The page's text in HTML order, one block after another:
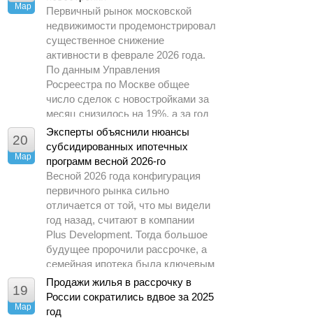
Мар
Первичный рынок московской
недвижимости продемонстрировал
существенное снижение
активности в феврале 2026 года.
По данным Управления
Росреестра по Москве общее
число сделок с новостройками за
месяц снизилось на 19%, а за год
– почти в 1,5 раза.
20
Мар
Эксперты объяснили нюансы
субсидированных ипотечных
программ весной 2026-го
Весной 2026 года конфигурация
первичного рынка сильно
отличается от той, что мы видели
год назад, считают в компании
Plus Development. Тогда большое
будущее пророчили рассрочке, а
семейная ипотека была ключевым
драйвером спроса.
19
Мар
Продажи жилья в рассрочку в
России сократились вдвое за 2025
год